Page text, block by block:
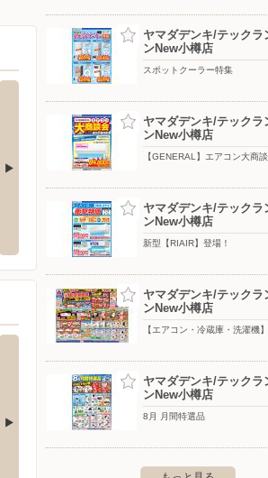
港11-6
ツルハドラッグ小樽奥沢
〒047-0013 北海道小樽市奥沢１
ヤマダデンキ/テックラ
ンNew小樽店
スポットクーラー特集
ヤマダデンキ/テックラ
ンNew小樽店
【GENERAL】エアコン大商
ヤマダデンキ/テックラ
ンNew小樽店
新型【RIAIR】登場！
ヤマダデンキ/テックラ
ンNew小樽店
【エアコン・冷蔵庫・洗濯機
ヤマダデンキ/テックラ
ンNew小樽店
8月 月間特選品